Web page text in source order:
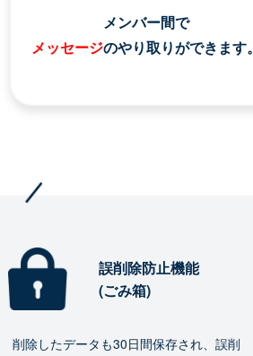
メンバー間で
メッセージのやり取りができます。
誤削除防止機能
(ごみ箱)
削除したデータも30日間保存され、誤削